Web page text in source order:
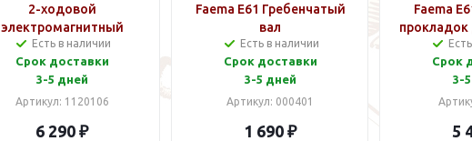
2-ходовой
электромагнитный
клапан
Есть в наличии
Срок доставки
3-5 дней
Артикул: 1120106
6 290 ₽
Faema E61 Гребенчатый
вал
Есть в наличии
Срок доставки
3-5 дней
Артикул: 000401
1 690 ₽
Faema
прокладок
Срок
3-
5